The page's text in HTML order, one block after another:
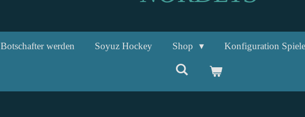
Botschafter werden Soyuz Hockey Shop Konfiguration